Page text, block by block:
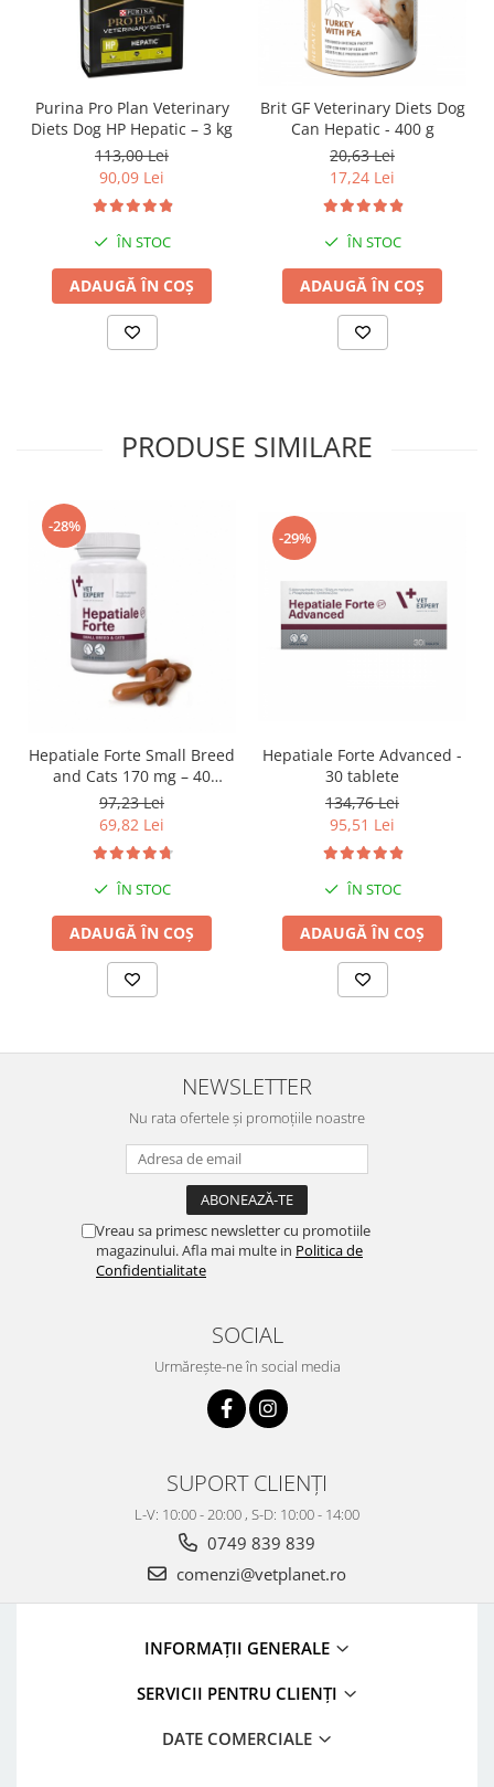
Purina Pro Plan Veterinary
Diets Dog HP Hepatic – 3 kg
113,00 Lei
90,09 Lei
ÎN STOC
ADAUGĂ ÎN COȘ
Brit GF Veterinary Diets Dog
Can Hepatic - 400 g
20,63 Lei
17,24 Lei
ÎN STOC
ADAUGĂ ÎN COȘ
PRODUSE SIMILARE
-28%
Hepatiale Forte Small Breed
and Cats 170 mg – 40
Capsule
97,23 Lei
69,82 Lei
ÎN STOC
ADAUGĂ ÎN COȘ
-29%
Hepatiale Forte Advanced -
30 tablete
134,76 Lei
95,51 Lei
ÎN STOC
ADAUGĂ ÎN COȘ
NEWSLETTER
Nu rata ofertele și promoțiile noastre
Vreau sa primesc newsletter cu promotiile
magazinului. Afla mai multe in Politica de
Confidentialitate
SOCIAL
Urmărește-ne în social media
SUPORT CLIENȚI
L-V: 10:00 - 20:00 , S-D: 10:00 - 14:00
0749 839 839
comenzi@vetplanet.ro
INFORMAȚII GENERALE
SERVICII PENTRU CLIENȚI
DATE COMERCIALE